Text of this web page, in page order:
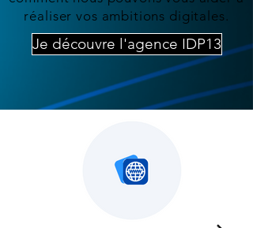
réaliser vos ambitions digitales.
Je découvre l'agence IDP13